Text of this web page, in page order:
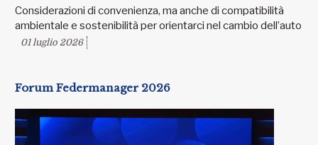
Considerazioni di convenienza, ma anche di compatibilità
ambientale e sostenibilità per orientarci nel cambio dell’auto
01 luglio 2026
Forum Federmanager 2026